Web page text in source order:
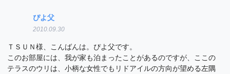
ぴよ父
2010.09.30
ＴＳＵＮ様、こんばんは。ぴよ父です。
このお部屋には、我が家も泊まったことがあるのですが、ここの
テラスのウリは、小柄な女性でもリドアイルの方向が望める左隅